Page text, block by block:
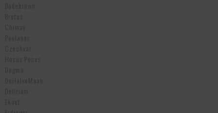
Bodebrown
Brotas
Chimay
Paulaner
Czechvar
Hocus Pocus
Dogma
DeHalveMaan
Delirium
Ekaut